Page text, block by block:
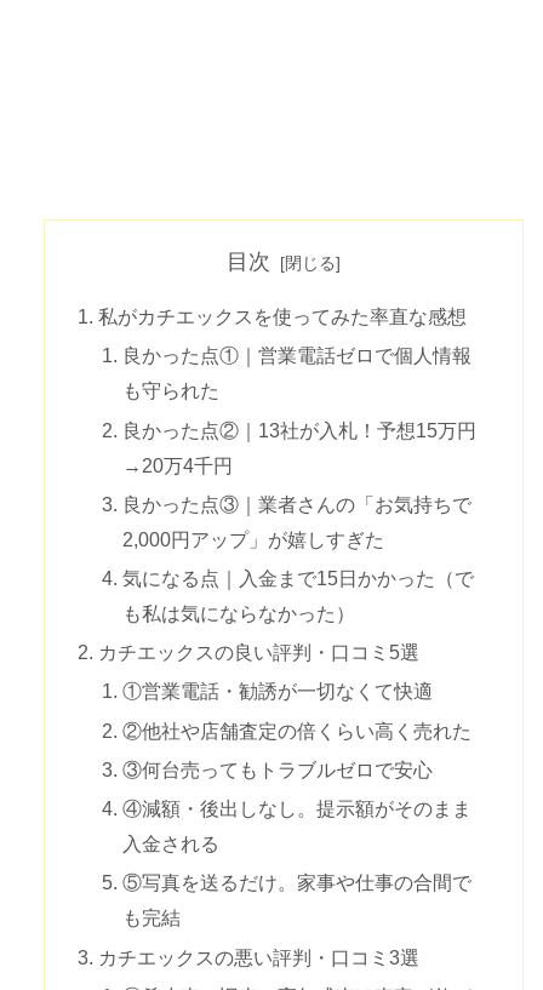
目次
私がカチエックスを使ってみた率直な感想
良かった点①｜営業電話ゼロで個人情報
も守られた
良かった点②｜13社が入札！予想15万円
→20万4千円
良かった点③｜業者さんの「お気持ちで
2,000円アップ」が嬉しすぎた
気になる点｜入金まで15日かかった（で
も私は気にならなかった）
カチエックスの良い評判・口コミ5選
①営業電話・勧誘が一切なくて快適
②他社や店舗査定の倍くらい高く売れた
③何台売ってもトラブルゼロで安心
④減額・後出しなし。提示額がそのまま
入金される
⑤写真を送るだけ。家事や仕事の合間で
も完結
カチエックスの悪い評判・口コミ3選